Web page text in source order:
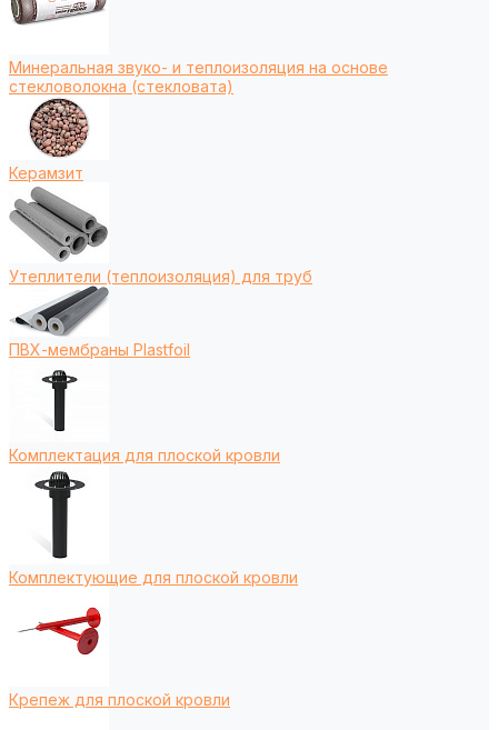
Минеральная звуко- и теплоизоляция на основе
стекловолокна (стекловата)
Керамзит
Утеплители (теплоизоляция) для труб
ПВХ-мембраны Plastfoil
Комплектация для плоской кровли
Комплектующие для плоской кровли
Крепеж для плоской кровли